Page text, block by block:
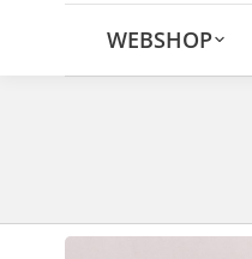
WEBSHOP